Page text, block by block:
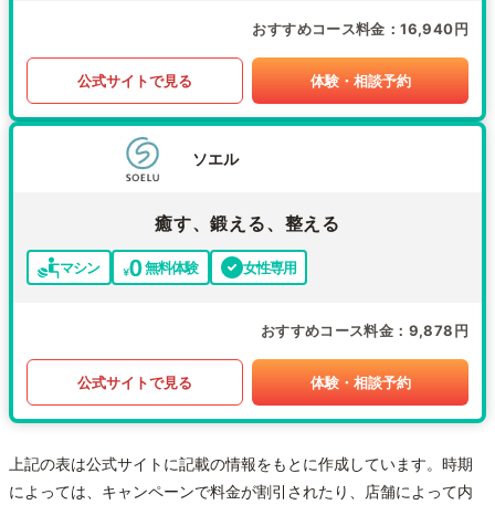
おすすめコース料金 16,940円
公式サイトで見る 体験・相談予約
ソエル
癒す、鍛える、整える
マシン 無料体験 女性専用
おすすめコース料金 9,878円
公式サイトで見る 体験・相談予約
上記の表は公式サイトに記載の情報をもとに作成しています。時期
によっては、キャンペーンで料金が割引されたり、店舗によって内